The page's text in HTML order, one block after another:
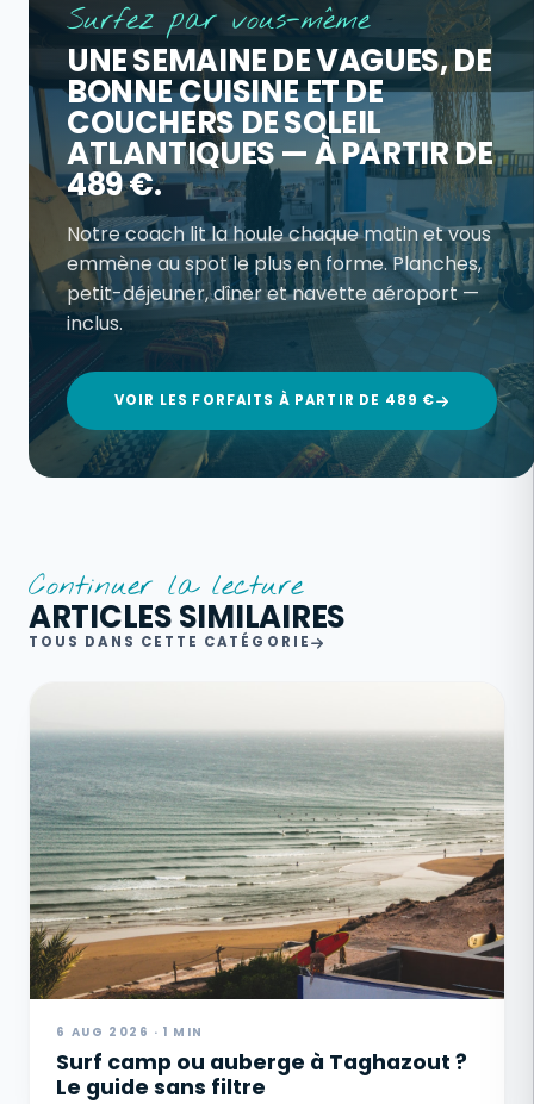
Surfez par vous-même
UNE SEMAINE DE VAGUES, DE
BONNE CUISINE ET DE
COUCHERS DE SOLEIL
ATLANTIQUES — À PARTIR DE
489 €.
Notre coach lit la houle chaque matin et vous
emmène au spot le plus en forme. Planches,
petit-déjeuner, dîner et navette aéroport —
inclus.
VOIR LES FORFAITS À PARTIR DE 489 €
Continuer la lecture
ARTICLES SIMILAIRES
TOUS DANS CETTE CATÉGORIE
6 AUG 2026 · 1 MIN
Surf camp ou auberge à Taghazout ?
Le guide sans filtre